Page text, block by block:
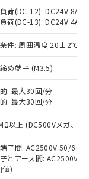
荷(DC-12): DC24V 8A/
荷(DC-13): DC24V 4A/
件: 周囲温度 20±2℃、
め端子 (M3.5)
: 最大30回/分
: 最大30回/分
以上 (DC500Vメガ、点
子間: AC2500V 50/
とアース間: AC2500V
値)
事業取扱
準価格
もので
中には、
品もある
果は、
）の非含
のある
物質）の
出す予
物質）の
認中の
として
などや
RoHSの
RoHSの
。
へお問
ち、外国
商品